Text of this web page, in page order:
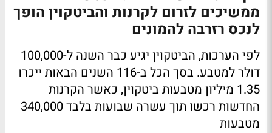
ממשיכים לזרום לקרנות והביטקוין הופך
לנכס רזרבה להמונים
לפי הערכות, הביטקוין יגיע כבר השנה ל-100,000
דולר למטבע. בסך הכל ב-116 השנים הבאות ייכרו
1.35 מיליון מטבעות ביטקוין, כאשר הקרנות
החדשות רכשו תוך עשרה שבועות בלבד 340,000
מטבעות